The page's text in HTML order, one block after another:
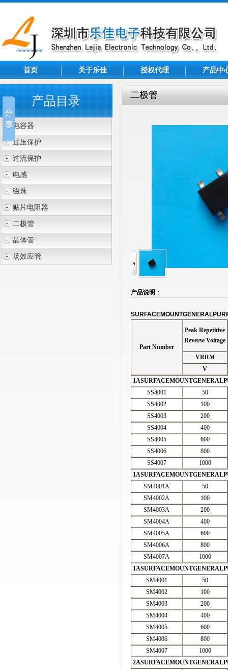
首页 关于乐佳 授权代理 产品中
产品目录
电容器
过压保护
过流保护
电感
磁珠
贴片电阻器
二极管
晶体管
场效应管
二极管
产品说明 ：
Part Number
Peak Repetitive
Reverse Voltage
VRRM
V
SS4001
50
SS4002
100
SS4003
200
SS4004
400
SS4005
600
SS4006
800
SS4007
1000
SM4001A
50
SM4002A
100
SM4003A
200
SM4004A
400
SM4005A
600
SM4006A
800
SM4007A
1000
SM4001
50
SM4002
100
SM4003
200
SM4004
400
SM4005
600
SM4006
800
SM4007
1000